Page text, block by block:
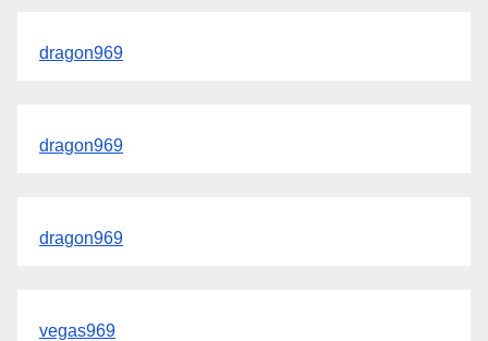
dragon969
dragon969
dragon969
vegas969